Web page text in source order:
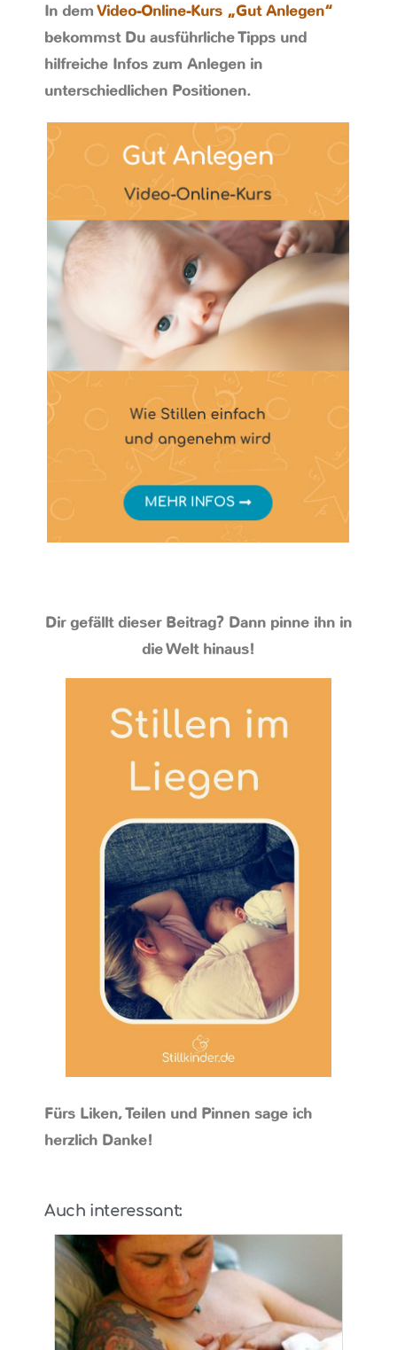
In demVideo-Online-Kurs „Gut Anlegen“
bekommst Du ausführliche Tipps und
hilfreiche Infos zum Anlegen in
unterschiedlichen Positionen.
Dir gefällt dieser Beitrag? Dann pinne ihn in
die Welt hinaus!
Fürs Liken, Teilen und Pinnen sage ich
herzlich Danke!
Auch interessant: